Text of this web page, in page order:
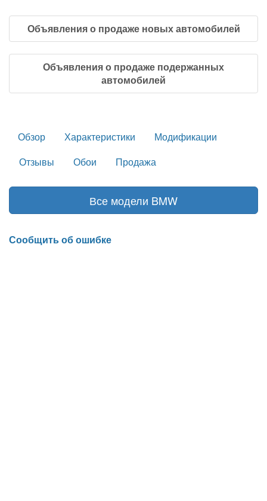
Объявления о продаже новых автомобилей
Объявления о продаже подержанных
автомобилей
Обзор Характеристики
Модификации
Отзывы
Обои Продажа
Все модели BMW
Сообщить об ошибке